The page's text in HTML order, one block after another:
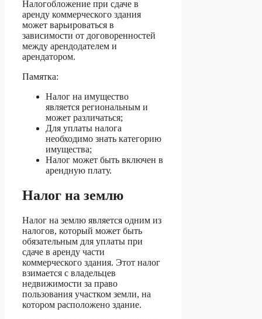
Налогобложение при сдаче в
аренду коммерческого здания
может варьироваться в
зависимости от договоренностей
между арендодателем и
арендатором.
Памятка:
Налог на имущество
является региональным и
может различаться;
Для уплаты налога
необходимо знать категорию
имущества;
Налог может быть включен в
арендную плату.
Налог на землю
Налог на землю является одним из
налогов, который может быть
обязательным для уплаты при
сдаче в аренду части
коммерческого здания. Этот налог
взимается с владельцев
недвижимости за право
пользования участком земли, на
котором расположено здание.